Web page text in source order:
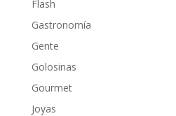
Flash
Gastronomía
Gente
Golosinas
Gourmet
Joyas